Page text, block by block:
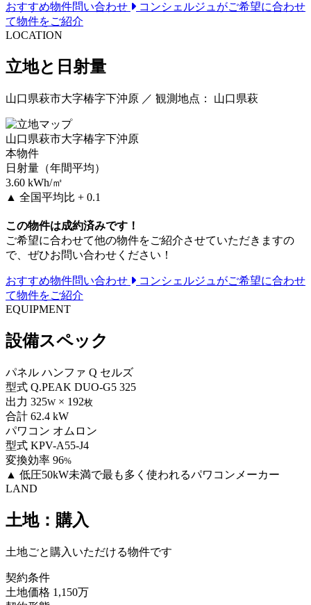
おすすめ物件問い合わせ
コンシェルジュがご希望に合わせ
て物件をご紹介
LOCATION
立地と日射量
山口県萩市大字椿字下沖原 ／ 観測地点： 山口県萩
山口県萩市大字椿字下沖原
本物件
日射量（年間平均）
3.60 kWh/㎡
▲ 全国平均比 + 0.1
この物件は成約済みです！
ご希望に合わせて他の物件をご紹介させていただきますの
で、ぜひお問い合わせください！
おすすめ物件問い合わせ
コンシェルジュがご希望に合わせ
て物件をご紹介
EQUIPMENT
設備スペック
パネル ハンファ Q セルズ
型式 Q.PEAK DUO-G5 325
出力 325W × 192枚
合計 62.4 kW
パワコン オムロン
型式 KPV-A55-J4
変換効率 96%
▲ 低圧50kW未満で最も多く使われるパワコンメーカー
LAND
土地：購入
土地ごと購入いただける物件です
契約条件
土地価格 1,150万